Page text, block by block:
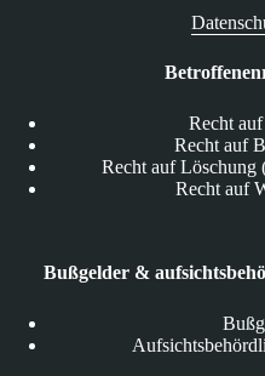
Recht
Recht auf
Recht auf Löschung
Recht auf
Bußgelder &